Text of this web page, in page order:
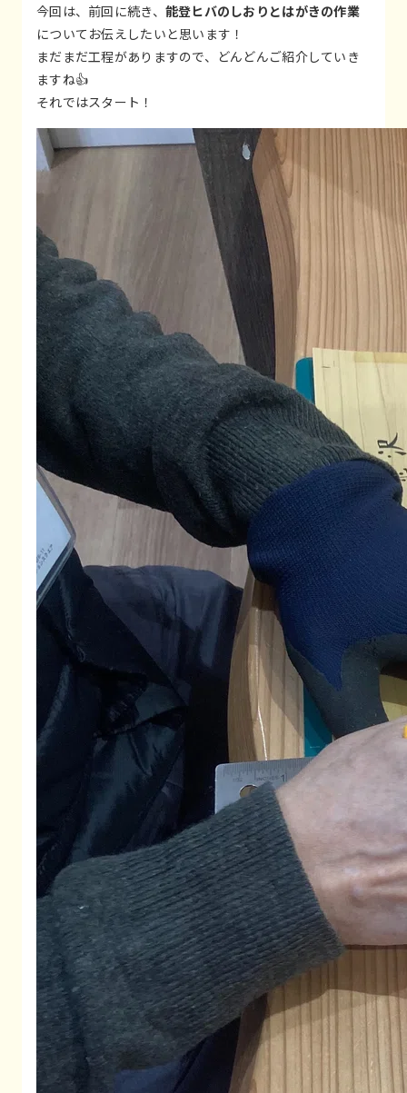
今回は、前回に続き、 能登ヒバのしおりとはがきの作業
についてお伝えしたいと思います！
まだまだ工程がありますので、どんどんご紹介していき
ますね👍
それではスタート！